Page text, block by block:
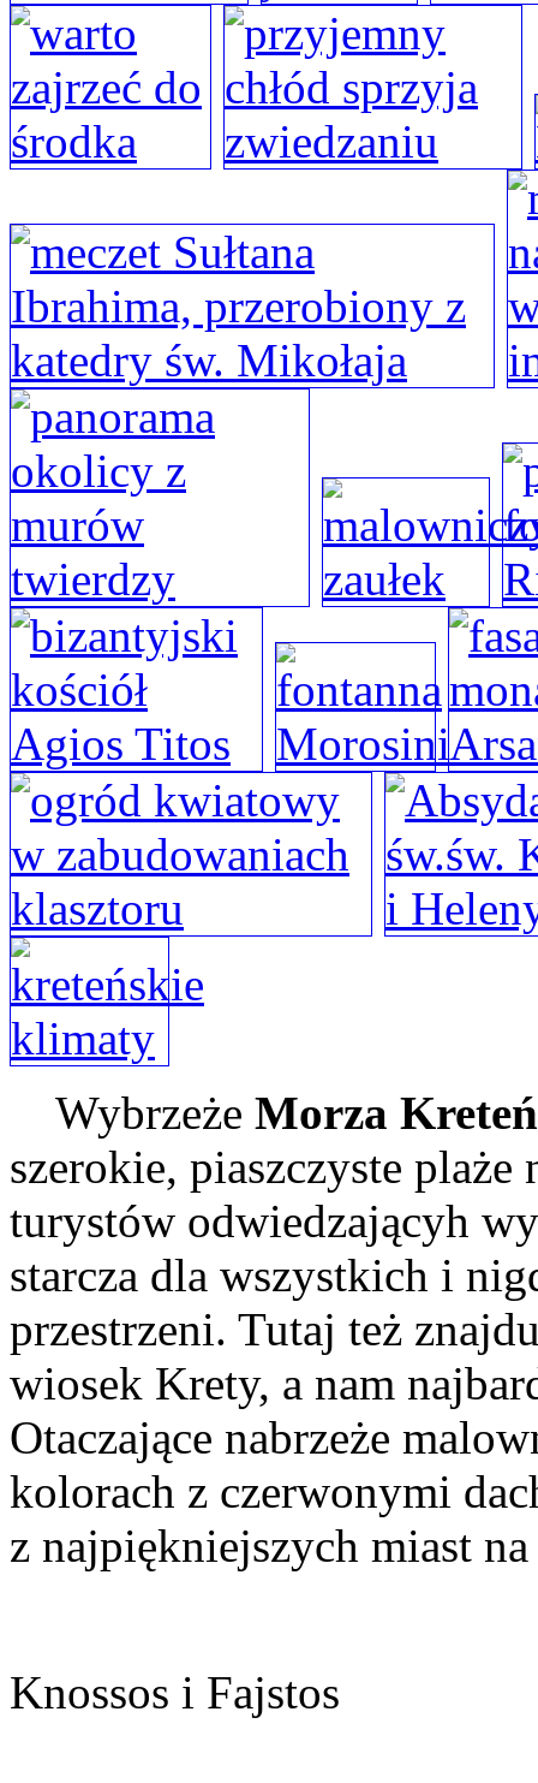
Wybrzeże Morza
szerokie, piaszczyste
turystów odwiedzającyh
starcza dla wszystkich i
przestrzeni. Tutaj też
wiosek Krety, a nam
Otaczające nabrzeże
kolorach z czerwonymi
z najpiękniejszych miast na
Knossos i Fajstos